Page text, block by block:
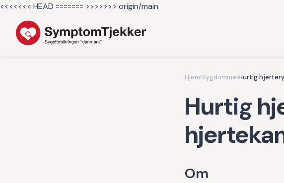
<<<<<<< HEAD ======= >>>>>>> origin/main
Hjem›Sygdomme›Hurtig
Hurtig
Om